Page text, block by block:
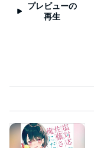
プレビューの
再生